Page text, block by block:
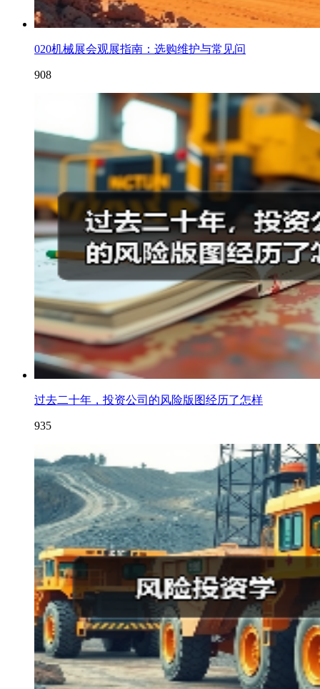
020机械展会观展指南：选购维护与常见问
908
过去二十年，投资公司的风险版图经历了怎样
935